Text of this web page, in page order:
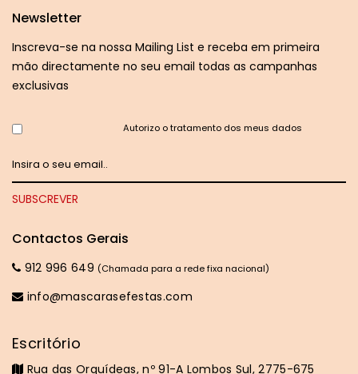
Newsletter
Inscreva-se na nossa Mailing List e receba em primeira
mão directamente no seu email todas as campanhas
exclusivas
Autorizo o tratamento dos meus dados
Contactos Gerais
912 996 649 (Chamada para a rede fixa nacional)
info@mascarasefestas.com
Escritório
Rua das Orquídeas, nº 91-A Lombos Sul, 2775-675